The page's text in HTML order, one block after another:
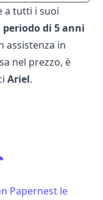
a tutti i suoi
di 5 anni
assistenza in
nel prezzo, è
Ariel.
Papernest le